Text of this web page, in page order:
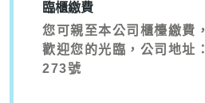
臨櫃繳費
您可親至本公司櫃檯繳費
歡迎您的光臨，公司地址
273號